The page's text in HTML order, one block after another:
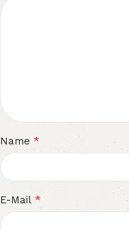
Name *
E-Mail *